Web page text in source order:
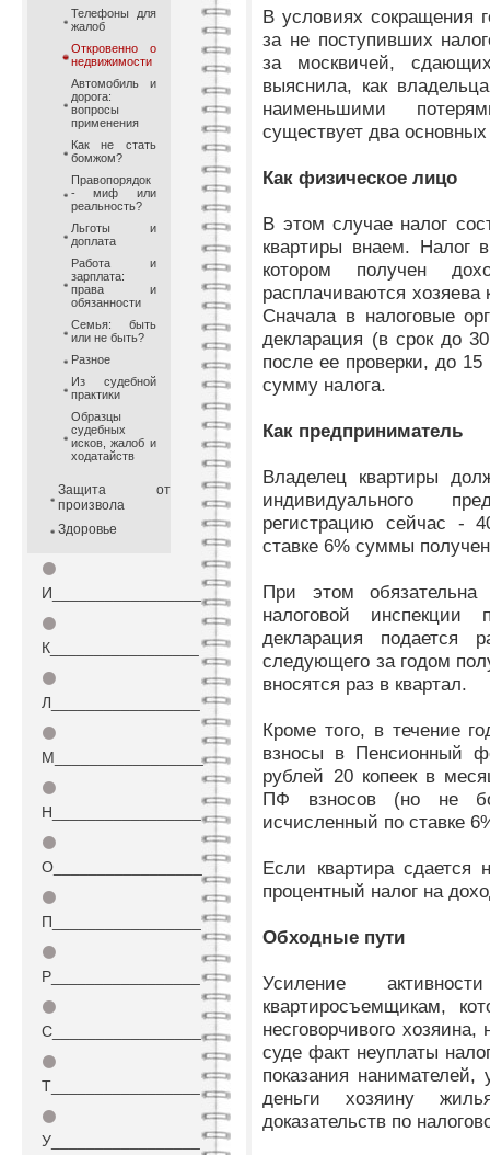
Телефоны для
жалоб
Откровенно о
недвижимости
Автомобиль и
дорога:
вопросы
применения
Как не стать
бомжом?
Правопорядок
- миф или
реальность?
Льготы и
доплата
Работа и
зарплата:
права и
обязанности
Семья: быть
или не быть?
Разное
Из судебной
практики
Образцы
судебных
исков, жалоб и
ходатайств
Защита от
произвола
Здоровье
⚫
И_________________
⚫
К_________________
⚫
Л_________________
⚫
М_________________
⚫
Н_________________
⚫
О_________________
⚫
П_________________
⚫
Р_________________
⚫
С_________________
⚫
Т_________________
⚫
У_________________
В условиях сокращения
за не поступивших
за москвичей,
выяснила, как
наименьшими
существует два
Как физическое лицо
В этом случае налог
квартиры внаем. Налог
котором получен
расплачиваются
Сначала в налоговые
декларация (в срок до
после ее проверки, до
сумму налога.
Как предприниматель
Владелец квартиры
индивидуального
регистрацию сейчас -
ставке 6% суммы
При этом
налоговой инспекции
декларация
следующего за годом
вносятся раз в квартал.
Кроме того, в течение
взносы в Пенсионный
рублей 20 копеек в
ПФ взносов (но не
исчисленный по ставке
Если квартира сдается
процентный налог на
Обходные пути
Усиление
квартиросъемщикам,
несговорчивого
суде факт неуплаты
показания
деньги хозяину
доказательств по